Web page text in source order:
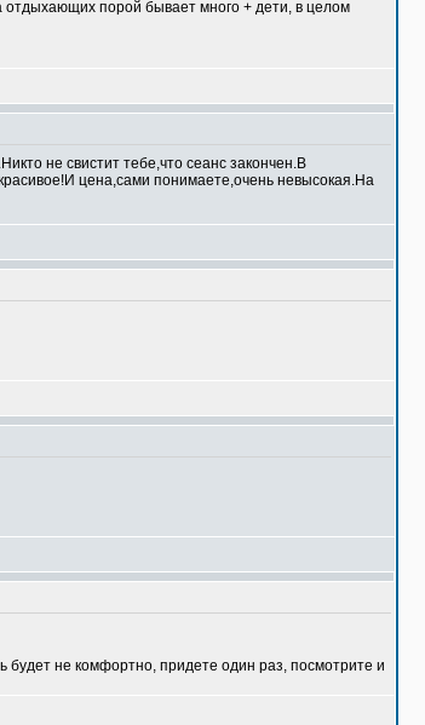
отдыхающих порой бывает много + дети, в целом
не свистит тебе,что сеанс закончен.В
цена,сами понимаете,очень невысокая.На
будет не комфортно, придете один раз, посмотрите и